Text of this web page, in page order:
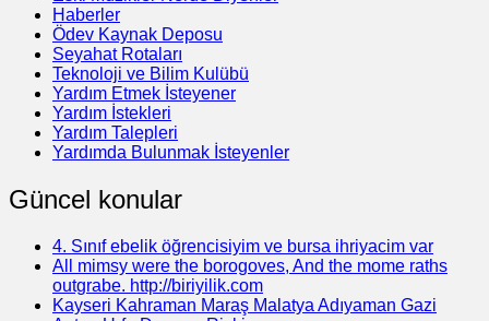
Haberler
Ödev Kaynak Deposu
Seyahat Rotaları
Teknoloji ve Bilim Kulübü
Yardım Etmek İsteyener
Yardım İstekleri
Yardım Talepleri
Yardımda Bulunmak İsteyenler
Güncel konular
4. Sınıf ebelik öğrencisiyim ve bursa ihriyacim var
All mimsy were the borogoves, And the mome raths
outgrabe. http://biriyilik.com
Kayseri Kahraman Maraş Malatya Adıyaman Gazi